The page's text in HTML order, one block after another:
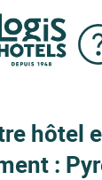
hôtel
: